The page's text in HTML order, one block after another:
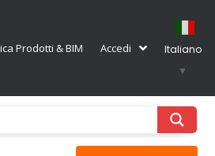
Prodotti & BIM Accedi
Italiano
▼